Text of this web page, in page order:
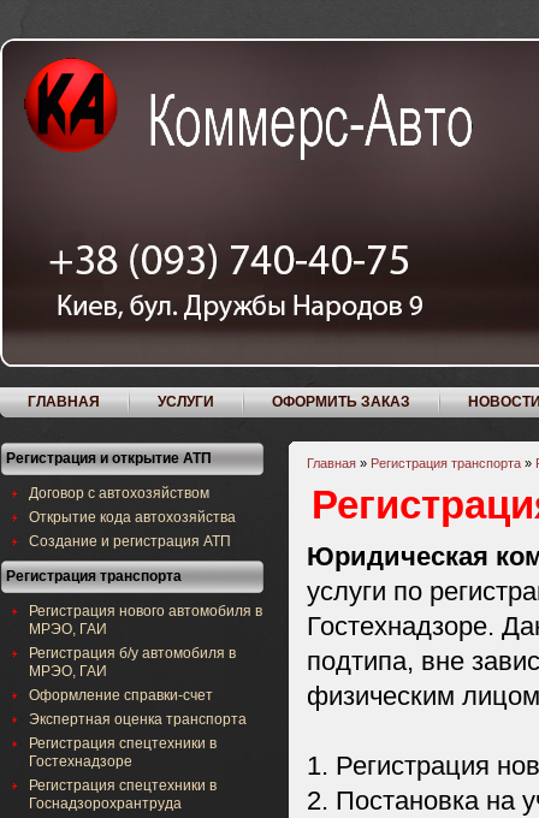
ГЛАВНАЯ УСЛУГИ ОФОРМИТЬ ЗАКАЗ
Главная » Регистрация транспорта »
Юридическая
услуги по
Гостехнадзоре.
подтипа, вне
физическим
1. Регистрация
2. Постановка на
Регистрация и открытие АТП
Договор с автохозяйством
Открытие кода автохозяйства
Создание и регистрация АТП
Регистрация транспорта
Регистрация нового автомобиля в
МРЭО, ГАИ
Регистрация б/у автомобиля в
МРЭО, ГАИ
Оформление справки-счет
Экспертная оценка транспорта
Регистрация спецтехники в
Гостехнадзоре
Регистрация спецтехники в
Госнадзорохрантруда